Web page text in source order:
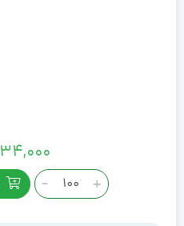
۳۴,۰۰۰
+
جاکلیدی
تبلیغاتی-